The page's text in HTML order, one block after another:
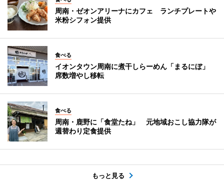
周南・ゼオンアリーナにカフェ ランチプレートや
米粉シフォン提供
食べる
イオンタウン周南に煮干しらーめん「まるにぼ」
席数増やし移転
食べる
周南・鹿野に「食堂たね」 元地域おこし協力隊が
週替わり定食提供
もっと見る